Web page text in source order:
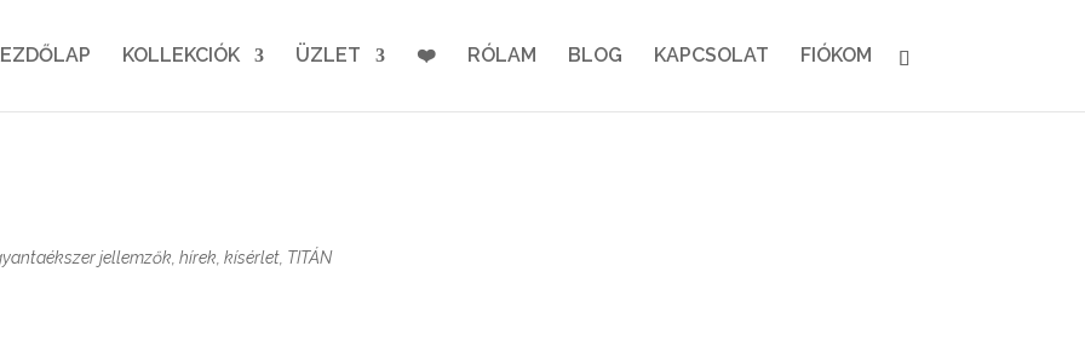
KOLLEKCIÓK ÜZLET ❤️ RÓLAM BLOG KAPCSOLAT FIÓKOM
jellemzők ,hírek ,kísérlet TITÁN